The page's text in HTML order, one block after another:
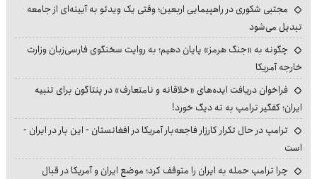
مجتبی شکوری در راهپیمایی اربعین؛ وقتی یک ویدئو به آیینه‌ای از جامعه
تبدیل می‌شود
چگونه به «جنگ هرمز» پایان دهیم؛ به روایت سخنگوی فارسی‌زبان وزارت
خارجه آمریکا
فراخوان دریافت ایده‌های «خلاقانه و نامتعارف» در پنتاگون برای تنبیه
ایران؛ کفگیر ترامپ به ته دیگ خورد!
ترامپ در حال تکرار کارزار فاجعه‌بار آمریکا در افغانستان - این بار در ایران -
است
چرا ترامپ حمله به ایران را متوقف کرد؛ موضع ایران و آمریکا در قبال